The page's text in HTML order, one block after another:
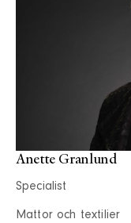
Anette Granlund
Specialist
Mattor och textilier